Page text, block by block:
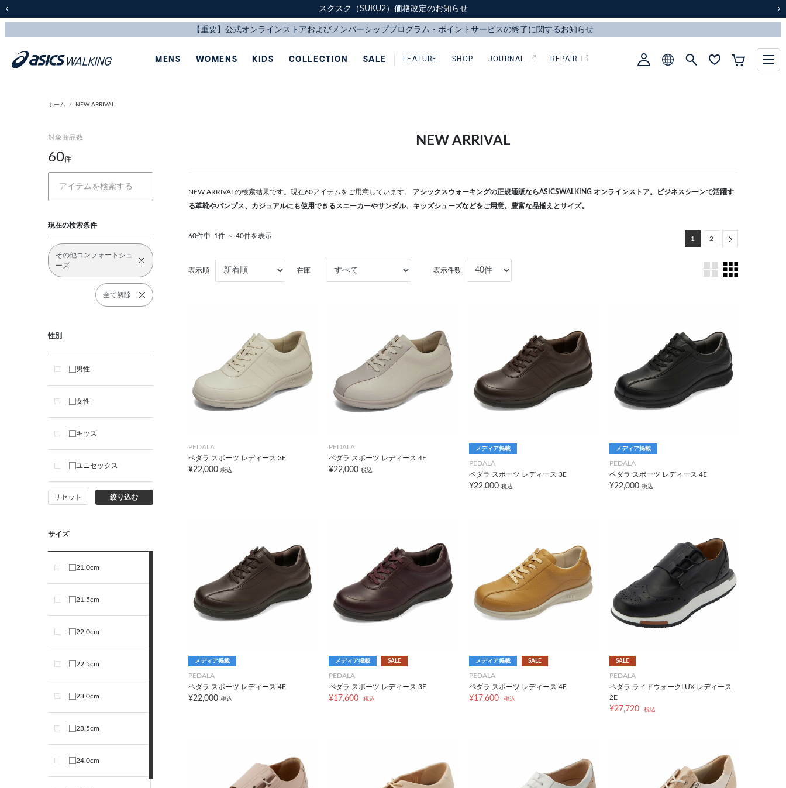
スクスク（SUKU2）価格改定のお知らせ
配送に関するお知らせ
スクスク（SUKU2）価格改定のお知らせ
配送に関するお知らせ
MENS WOMENS KIDS COLLECTION SALE FEATURE SHOP JOURNAL REPAIR
ホーム NEW ARRIVAL
対象商品数
60件
現在の検索条件
その他コンフォートシュ
ーズ
全て解除
性別
男性
女性
キッズ
ユニセックス
リセット 絞り込む
サイズ
21.0cm
21.5cm
22.0cm
22.5cm
23.0cm
23.5cm
24.0cm
NEW ARRIVAL
NEW ARRIVALの検索結果です。現在60アイテムをご用意しています。 アシックスウォーキングの正規通販ならASICSWALKING オンラインストア。ビジネスシーンで活躍す
る革靴やパンプス、カジュアルにも使用できるスニーカーやサンダル、キッズシューズなどをご用意。豊富な品揃えとサイズ。
60件中 1件 ～ 40件を表示 1 2 Next
表示順 在庫 表示件数
PEDALA
ペダラ スポーツ レディース 3E
¥22,000 税込
PEDALA
ペダラ スポーツ レディース 4E
¥22,000 税込
メディア掲載
PEDALA
ペダラ スポーツ レディース 3E
¥22,000 税込
メディア掲載
PEDALA
ペダラ スポーツ レディース 4E
¥22,000 税込
メディア掲載
PEDALA
ペダラ スポーツ レディース 4E
¥22,000 税込
メディア掲載 SALE
PEDALA
ペダラ スポーツ レディース 3E
¥17,600 税込
メディア掲載 SALE
PEDALA
ペダラ スポーツ レディース 4E
¥17,600 税込
SALE
PEDALA
ペダラ ライドウォークLUX レディース
2E
¥27,720 税込